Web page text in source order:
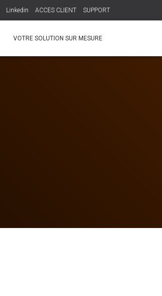
Linkedin ACCES CLIENT SUPPORT
VOTRE SOLUTION SUR MESURE